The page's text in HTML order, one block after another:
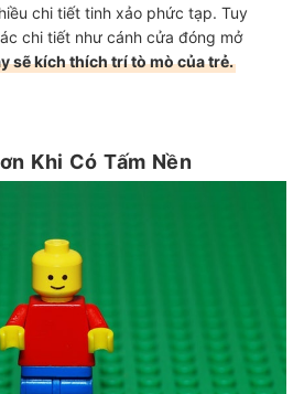
chi tiết tinh xảo phức tạp. Tuy
chi tiết như cánh cửa đóng mở
sẽ kích thích trí tò mò của trẻ.
Khi Có Tấm Nền